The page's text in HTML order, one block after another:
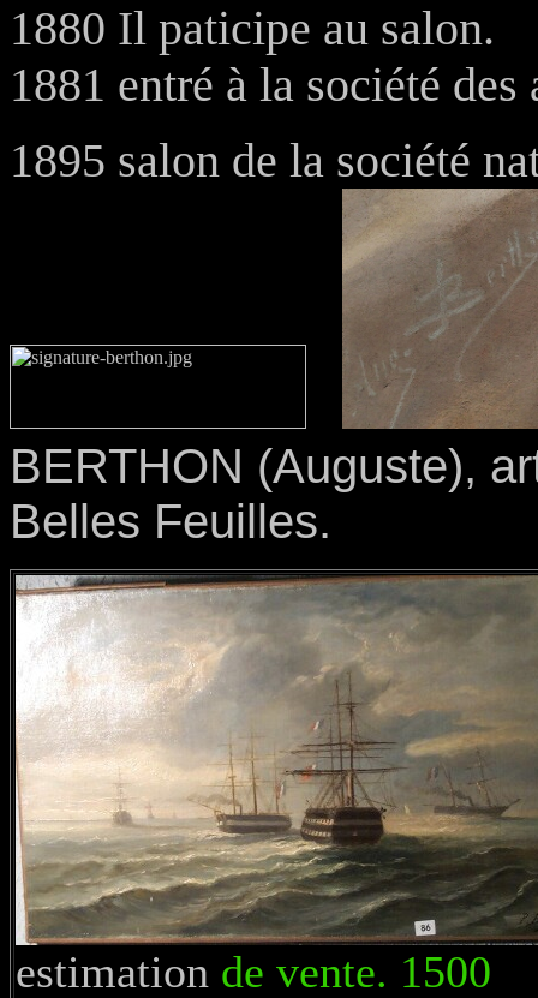
1880 Il paticipe au salon.
1881 entré à la société
1895 salon de la société
BERTHON (Auguste),
Belles Feuilles.
estimation de vente. 1500